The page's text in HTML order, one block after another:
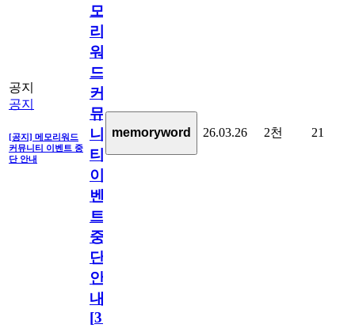
공지
공지
[공지] 메모리워드
커뮤니티 이벤트 중
단 안내
모
리
워
드
커
뮤
니
티
이
벤
트
중
단
안
내
[31
memoryword 26.03.26 2천 21